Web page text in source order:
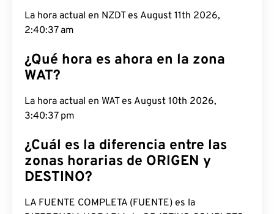
La hora actual en NZDT es August 11th 2026,
2:40:38 am
¿Qué hora es ahora en la zona
WAT?
La hora actual en WAT es August 10th 2026,
3:40:38 pm
¿Cuál es la diferencia entre las
zonas horarias de ORIGEN y
DESTINO?
LA FUENTE COMPLETA (FUENTE) es la